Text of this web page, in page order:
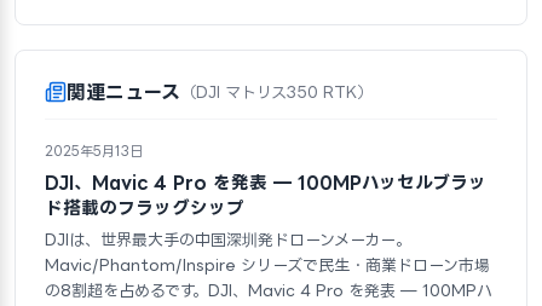
関連ニュース （DJI マトリス350 RTK）
2025年5月13日
DJI、Mavic 4 Pro を発表 — 100MPハッセルブラッ
ド搭載のフラッグシップ
DJIは、世界最大手の中国深圳発ドローンメーカー。
Mavic/Phantom/Inspire シリーズで民生・商業ドローン市場
の8割超を占めるです。DJI、Mavic 4 Pro を発表 — 100MPハ